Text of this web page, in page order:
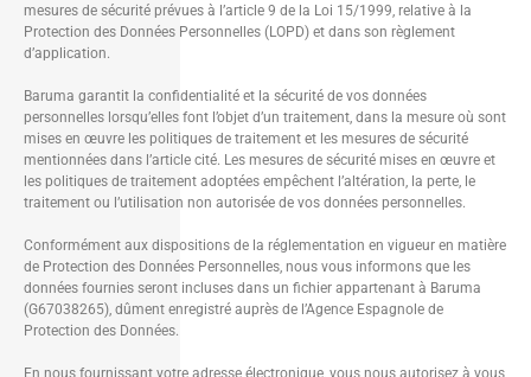
mesures de sécurité prévues à l’article 9 de la Loi 15/1999, relative à la
Protection des Données Personnelles (LOPD) et dans son règlement
d’application.
Baruma garantit la confidentialité et la sécurité de vos données
personnelles lorsqu’elles font l’objet d’un traitement, dans la mesure où sont
mises en œuvre les politiques de traitement et les mesures de sécurité
mentionnées dans l’article cité. Les mesures de sécurité mises en œuvre et
les politiques de traitement adoptées empêchent l’altération, la perte, le
traitement ou l’utilisation non autorisée de vos données personnelles.
Conformément aux dispositions de la réglementation en vigueur en matière
de Protection des Données Personnelles, nous vous informons que les
données fournies seront incluses dans un fichier appartenant à Baruma
(G67038265), dûment enregistré auprès de l’Agence Espagnole de
Protection des Données.
En nous fournissant votre adresse électronique, vous nous autorisez à vous